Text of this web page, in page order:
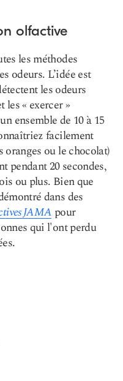
olfactive
les méthodes
odeurs. L’idée est
les odeurs
les « exercer »
ensemble de 10 à 15
facilement
oranges ou le chocolat)
pendant 20 secondes,
ou plus. Bien que
dans des
JAMA pour
qui l'ont perdu